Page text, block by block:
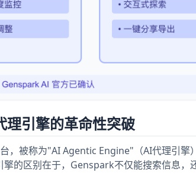
理引擎的革命性突破
，被称为"AI Agentic Engine"（AI代理引擎
的区别在于，Genspark不仅能搜索信息，